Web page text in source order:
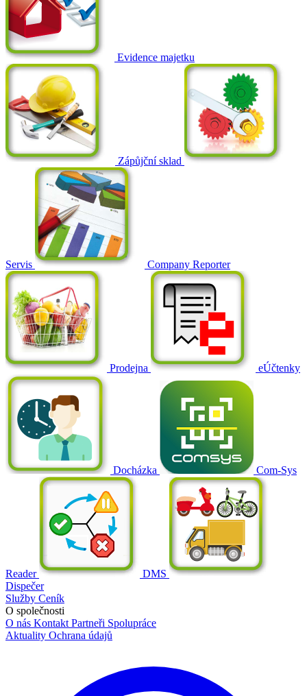
Evidence majetku
Zápůjční sklad
Servis Company Reporter
Prodejna eÚčtenky
Docházka Com-Sys
Reader
DMS
Dispečer
Služby Ceník
O společnosti
O nás Kontakt Partneři Spolupráce
Aktuality Ochrana údajů